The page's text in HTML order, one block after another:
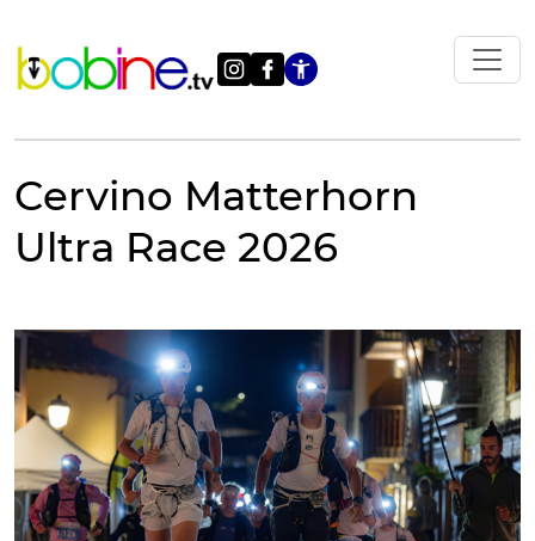
contenuto
Apri le
Cervino Matterhorn
Ultra Race 2026